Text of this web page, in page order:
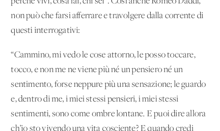
non può che farsi afferrare e travolgere dalla corrente di
questi interrogativi:
“Cammino, mi vedo le cose attorno, le posso toccare,
tocco, e non me ne viene più né un pensiero né un
sentimento, forse neppure più una sensazione; le guardo
e, dentro di me, i miei stessi pensieri, i miei stessi
sentimenti, sono come ombre lontane. E puoi dire allora
ch’io sto vivendo una vita cosciente? E quando credi